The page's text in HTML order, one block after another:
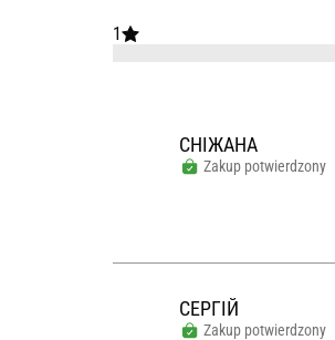
1
СНІЖАНА
Zakup potwierdzony
СЕРГІЙ
Zakup potwierdzony